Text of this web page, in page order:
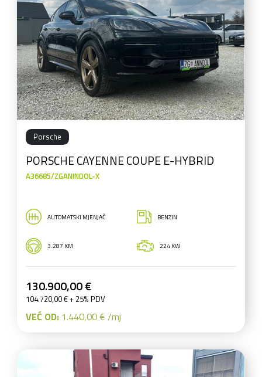
Porsche
PORSCHE CAYENNE COUPE E-HYBRID
A36685/ZGANINDOL-X
AUTOMATSKI MJENJAČ BENZIN
3.287 KM 224 KW
130.900,00 €
104.720,00 € + 25% PDV
VEĆ OD: 1.440,00 € /mj